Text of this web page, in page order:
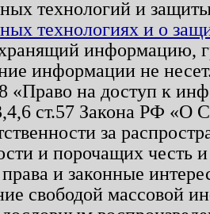
технологий и
технологиях и о
информацию,
информации не
«Право на доступ к
ст.57 Закона РФ «О
за
и порочащих честь
и законные
свободой массовой